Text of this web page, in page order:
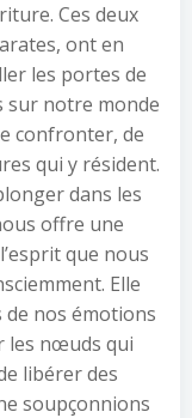
Ces deux
ont en
les portes de
sur notre monde
confronter, de
qui y résident.
dans les
offre une
que nous
Elle
de nos émotions
les nœuds qui
libérer des
soupçonnions